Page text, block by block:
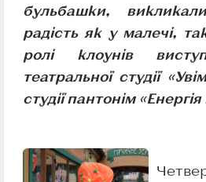
бульбашки,
радість як у малечі,
ролі клоунів
театральної студії
студії пантонім